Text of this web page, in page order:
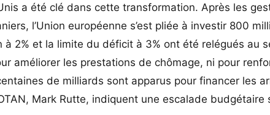
a été clé dans cette transformation. Après les
l’Union européenne s’est pliée à investir 800
à 2% et la limite du déficit à 3% ont été relégués au
améliorer les prestations de chômage, ni pour
de milliards sont apparus pour financer les
Mark Rutte, indiquent une escalade budgétaire